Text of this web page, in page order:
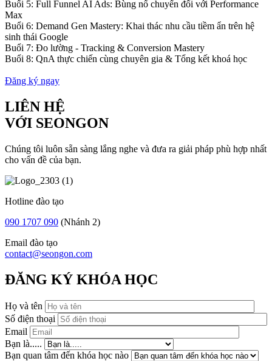
Buổi 5: Full Funnel AI Ads: Bùng nổ chuyển đổi với Performance
Max
Buổi 6: Demand Gen Mastery: Khai thác nhu cầu tiềm ẩn trên hệ
sinh thái Google
Buổi 7: Đo lường - Tracking & Conversion Mastery
Buổi 8: QnA thực chiến cùng chuyên gia & Tổng kết khoá học
Đăng ký ngay
LIÊN HỆ
VỚI SEONGON
Chúng tôi luôn sẵn sàng lắng nghe và đưa ra giải pháp phù hợp nhất
cho vấn đề của bạn.
Hotline đào tạo
090 1707 090 (Nhánh 2)
Email đào tạo
contact@seongon.com
ĐĂNG KÝ KHÓA HỌC
Họ và tên
Số điện thoại
Email
Bạn là.....
Bạn quan tâm đến khóa học nào